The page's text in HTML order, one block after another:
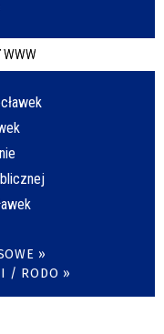
WWW
»
/ RODO »